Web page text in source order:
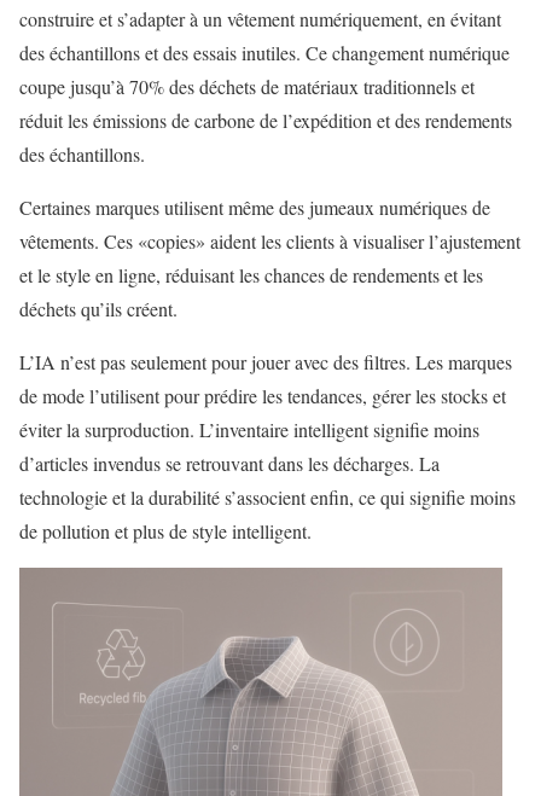
construire et s’adapter à un vêtement numériquement, en évitant
des échantillons et des essais inutiles. Ce changement numérique
coupe jusqu’à 70% des déchets de matériaux traditionnels et
réduit les émissions de carbone de l’expédition et des rendements
des échantillons.
Certaines marques utilisent même des jumeaux numériques de
vêtements. Ces «copies» aident les clients à visualiser l’ajustement
et le style en ligne, réduisant les chances de rendements et les
déchets qu’ils créent.
L’IA n’est pas seulement pour jouer avec des filtres. Les marques
de mode l’utilisent pour prédire les tendances, gérer les stocks et
éviter la surproduction. L’inventaire intelligent signifie moins
d’articles invendus se retrouvant dans les décharges. La
technologie et la durabilité s’associent enfin, ce qui signifie moins
de pollution et plus de style intelligent.